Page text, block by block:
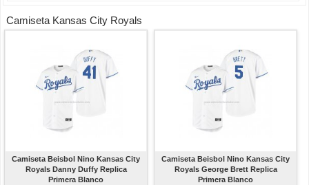
Camiseta Kansas City Royals
Camiseta Beisbol Nino Kansas City
Royals Danny Duffy Replica
Primera Blanco
Camiseta Beisbol Nino Kansas City
Royals George Brett Replica
Primera Blanco